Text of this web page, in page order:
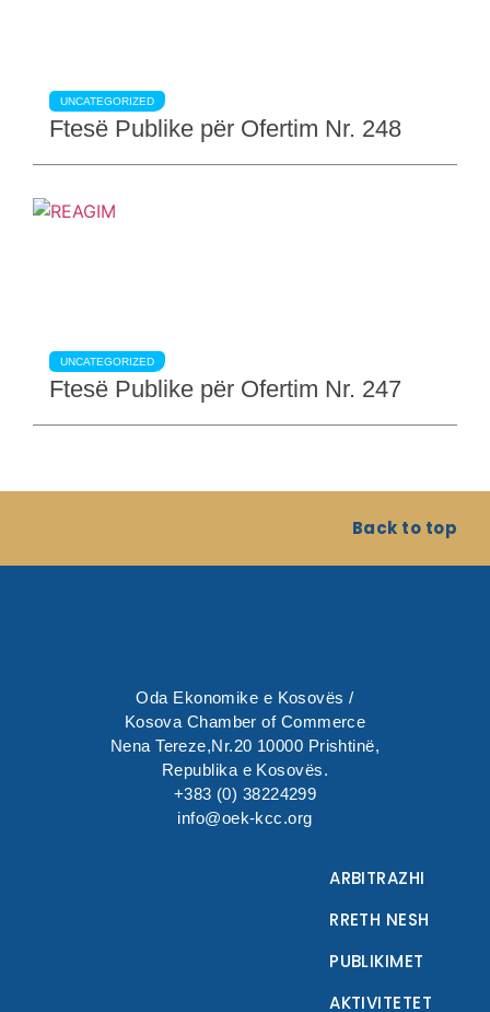
UNCATEGORIZED
Ftesë Publike për Ofertim Nr. 248
UNCATEGORIZED
Ftesë Publike për Ofertim Nr. 247
Back to top
Oda Ekonomike e Kosovës /
Kosova Chamber of Commerce
Nena Tereze,Nr.20 10000 Prishtinë,
Republika e Kosovës.
+383 (0) 38224299
info@oek-kcc.org
ARBITRAZHI
RRETH NESH
PUBLIKIMET
AKTIVITETET